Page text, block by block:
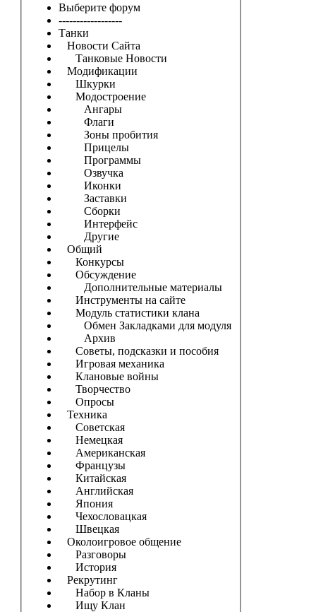
Выберите форум
------------------
Танки
Новости Сайта
Танковые Новости
Модификации
Шкурки
Модостроение
Ангары
Флаги
Зоны пробития
Прицелы
Программы
Озвучка
Иконки
Заставки
Сборки
Интерфейс
Другие
Общий
Конкурсы
Обсуждение
Дополнительные материалы
Инструменты на сайте
Модуль статистики клана
Обмен Закладками для модуля
Архив
Советы, подсказки и пособия
Игровая механика
Клановые войны
Творчество
Опросы
Техника
Советская
Немецкая
Американская
Французы
Китайская
Английская
Япония
Чехословацкая
Швецкая
Околоигровое общение
Разговоры
История
Рекрутинг
Набор в Кланы
Ищу Клан